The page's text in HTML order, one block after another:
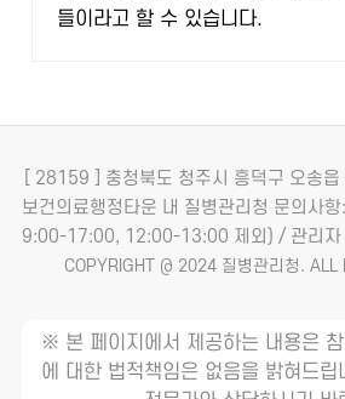
들이라고 할 수 있습니다.
[ 28159 ] 충청북도 청주시 흥덕구 오송
보건의료행정타운 내 질병관리청 문의사
9:00-17:00, 12:00-13:00 제외) / 관리자
COPYRIGHT @ 2024 질병관리청. ALL
※ 본 페이지에서 제공하는 내용은
에 대한 법적책임은 없음을 밝혀드